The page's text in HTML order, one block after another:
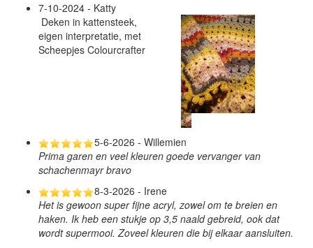
7-10-2024 - Katty
Deken in kattensteek,
eigen interpretatie, met
Scheepjes Colourcrafter
5-6-2026 - Willemien
Prima garen en veel kleuren goede vervanger van
schachenmayr bravo
8-3-2026 - Irene
Het is gewoon super fijne acryl, zowel om te breien en
haken. Ik heb een stukje op 3,5 naald gebreid, ook dat
wordt supermooi. Zoveel kleuren die bij elkaar aansluiten.